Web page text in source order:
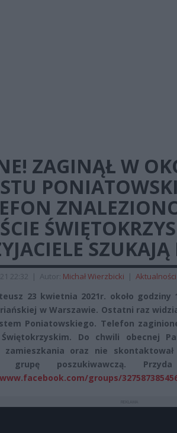
ZAGINĄŁ W
22:32 | Autor: Michał Wierzbicki | Aktualności
23 kwietnia 2021r. około godziny
w Warszawie. Ostatni raz
Poniatowskiego. Telefon
Świętokrzyskim. Do chwili obecnej
zamieszkania oraz nie
grupę poszukiwawczą.
groups/